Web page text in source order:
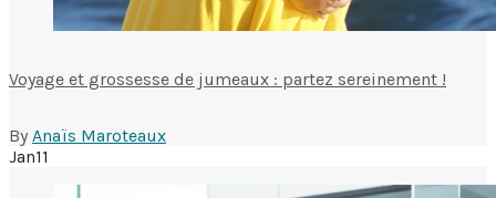
Voyage et grossesse de jumeaux : partez sereinement !
By Anaïs Maroteaux
Jan11